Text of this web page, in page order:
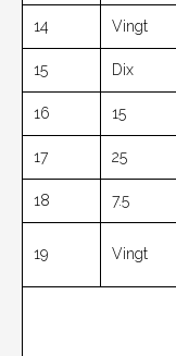
14 Vingt
15 Dix
16 15
17 25
18 7.5
19 Vingt